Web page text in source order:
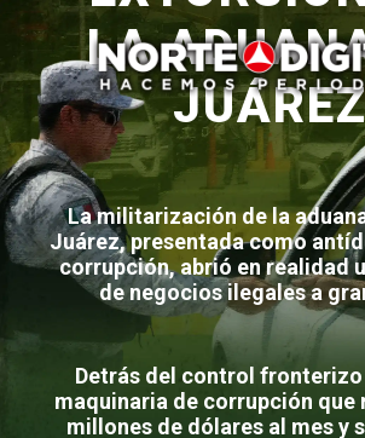
LA
La militarización de la
Juárez, presentada como
corrupción, abrió en realidad
de negocios ilegales a
Detrás del control fronterizo
maquinaria de corrupción que
millones de dólares al mes y